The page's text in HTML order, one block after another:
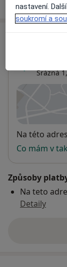
Srázná 1,
Dostupnost
Na této
Co mám v
Způsoby
Na teto
Detaily
nastavení.
soukromí a